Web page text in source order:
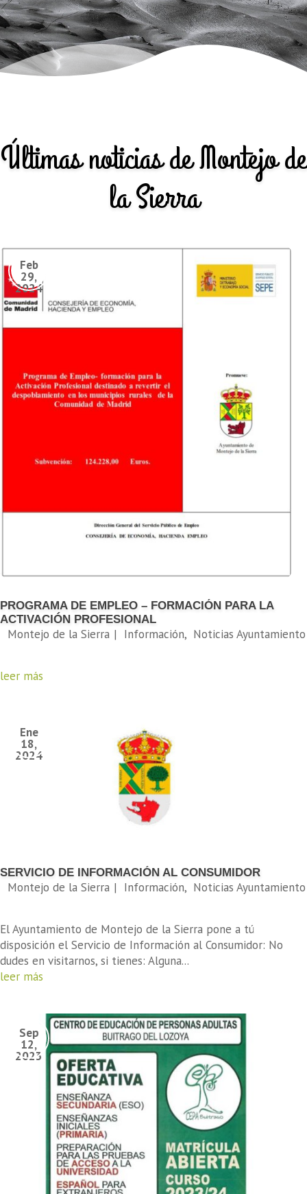
Últimas noticias de Montejo de
la Sierra
PROGRAMA DE EMPLEO – FORMACIÓN PARA LA
ACTIVACIÓN PROFESIONAL
leer más
SERVICIO DE INFORMACIÓN AL CONSUMIDOR
El Ayuntamiento de Montejo de la Sierra pone a tú
disposición el Servicio de Información al Consumidor: No
dudes en visitarnos, si tienes: Alguna...
leer más